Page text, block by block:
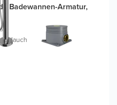
Badewannen-Armatur,